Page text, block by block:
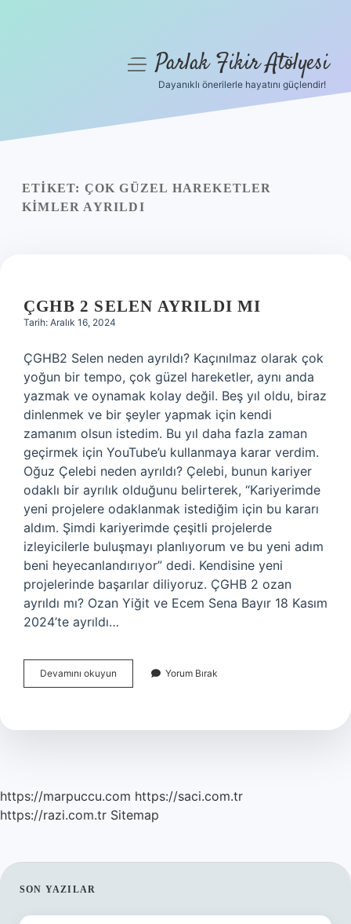
Yasal Uyarı
menüyüParlak Fikir Atölyesi
Dayanıklı önerilerle hayatını güçlendir!
ETIKET: ÇOK GÜZEL HAREKETLER
KIMLER AYRILDI
ÇGHB 2 SELEN AYRILDI MI
Tarih: Aralık 16, 2024
ÇGHB2 Selen neden ayrıldı? Kaçınılmaz olarak çok
yoğun bir tempo, çok güzel hareketler, aynı anda
yazmak ve oynamak kolay değil. Beş yıl oldu, biraz
dinlenmek ve bir şeyler yapmak için kendi
zamanım olsun istedim. Bu yıl daha fazla zaman
geçirmek için YouTube’u kullanmaya karar verdim.
Oğuz Çelebi neden ayrıldı? Çelebi, bunun kariyer
odaklı bir ayrılık olduğunu belirterek, “Kariyerimde
yeni projelere odaklanmak istediğim için bu kararı
aldım. Şimdi kariyerimde çeşitli projelerde
izleyicilerle buluşmayı planlıyorum ve bu yeni adım
beni heyecanlandırıyor” dedi. Kendisine yeni
projelerinde başarılar diliyoruz. ÇGHB 2 ozan
ayrıldı mı? Ozan Yiğit ve Ecem Sena Bayır 18 Kasım
2024’te ayrıldı…
Devamını okuyun
2
Mı
Yorum Bırak
https://marpuccu.com https://saci.com.tr
https://razi.com.tr Sitemap
SIDEBAR
SON YAZILAR